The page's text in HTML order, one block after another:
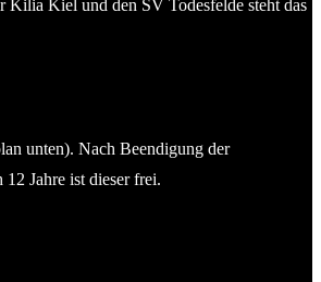
Kilia Kiel und den SV Todesfelde steht das
unten). Nach Beendigung der
Jahre ist dieser frei.